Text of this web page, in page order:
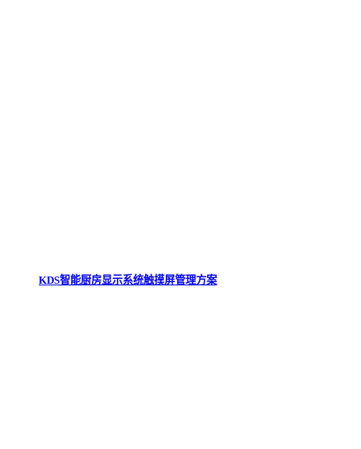
KDS智能厨房显示系统触摸屏管理方案